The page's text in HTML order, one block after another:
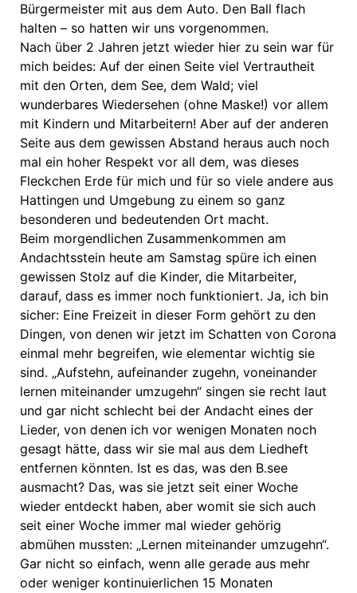
Bürgermeister mit aus dem Auto. Den Ball flach
halten – so hatten wir uns vorgenommen.
Nach über 2 Jahren jetzt wieder hier zu sein war für
mich beides: Auf der einen Seite viel Vertrautheit
mit den Orten, dem See, dem Wald; viel
wunderbares Wiedersehen (ohne Maske!) vor allem
mit Kindern und Mitarbeitern! Aber auf der anderen
Seite aus dem gewissen Abstand heraus auch noch
mal ein hoher Respekt vor all dem, was dieses
Fleckchen Erde für mich und für so viele andere aus
Hattingen und Umgebung zu einem so ganz
besonderen und bedeutenden Ort macht.
Beim morgendlichen Zusammenkommen am
Andachtsstein heute am Samstag spüre ich einen
gewissen Stolz auf die Kinder, die Mitarbeiter,
darauf, dass es immer noch funktioniert. Ja, ich bin
sicher: Eine Freizeit in dieser Form gehört zu den
Dingen, von denen wir jetzt im Schatten von Corona
einmal mehr begreifen, wie elementar wichtig sie
sind. „Aufstehn, aufeinander zugehn, voneinander
lernen miteinander umzugehn“ singen sie recht laut
und gar nicht schlecht bei der Andacht eines der
Lieder, von denen ich vor wenigen Monaten noch
gesagt hätte, dass wir sie mal aus dem Liedheft
entfernen könnten. Ist es das, was den B.see
ausmacht? Das, was sie jetzt seit einer Woche
wieder entdeckt haben, aber womit sie sich auch
seit einer Woche immer mal wieder gehörig
abmühen mussten: „Lernen miteinander umzugehn“.
Gar nicht so einfach, wenn alle gerade aus mehr
oder weniger kontinuierlichen 15 Monaten